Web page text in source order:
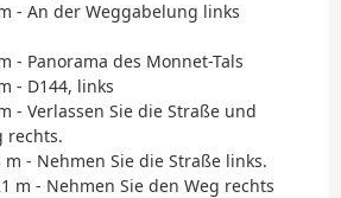
- An der Weggabelung links
- Panorama des Monnet-Tals
- D144, links
- Verlassen Sie die Straße und
rechts.
m - Nehmen Sie die Straße links.
m - Nehmen Sie den Weg rechts